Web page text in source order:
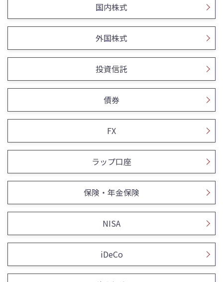
国内株式
外国株式
投資信託
債券
FX
ラップ口座
保険・年金保険
NISA
iDeCo